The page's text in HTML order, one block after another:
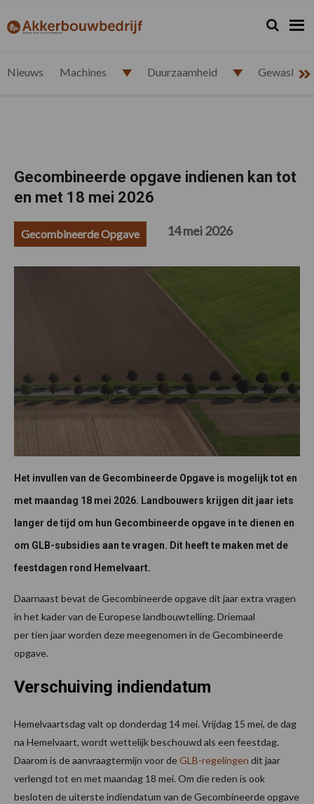
de
de
de
de
akkerbouwbedrijf.nl Zoeken...
Zoek
Nieuws Machines Duurzaamheid
Gecombineerde opgave indienen kan tot
en met 18 mei 2026
Gecombineerde Opgave 14 mei 2026
Het invullen van de Gecombineerde Opgave is mogelijk tot en
met maandag 18 mei 2026. Landbouwers krijgen dit jaar iets
langer de tijd om hun Gecombineerde opgave in te dienen en
om GLB-subsidies aan te vragen. Dit heeft te maken met de
feestdagen rond Hemelvaart.
Daarnaast bevat de Gecombineerde opgave dit jaar extra vragen
in het kader van de Europese landbouwtelling. Driemaal
per tien jaar worden deze meegenomen in de Gecombineerde
opgave.
Verschuiving indiendatum
Hemelvaartsdag valt op donderdag 14 mei. Vrijdag 15 mei, de dag
na Hemelvaart, wordt wettelijk beschouwd als een feestdag.
Daarom is de aanvraagtermijn voor deGLB-regelingen dit jaar
verlengd tot en met maandag 18 mei. Om die reden is ook
besloten de uiterste indiendatum van de Gecombineerde opgave